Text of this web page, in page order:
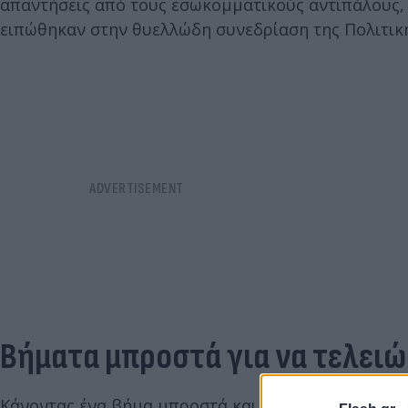
απαντήσεις από τους εσωκομματικούς αντιπάλους,
ειπώθηκαν στην θυελλώδη συνεδρίαση της
Βήματα μπροστά για να